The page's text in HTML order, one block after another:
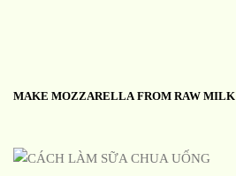
MAKE MOZZARELLA FROM RAW MILK